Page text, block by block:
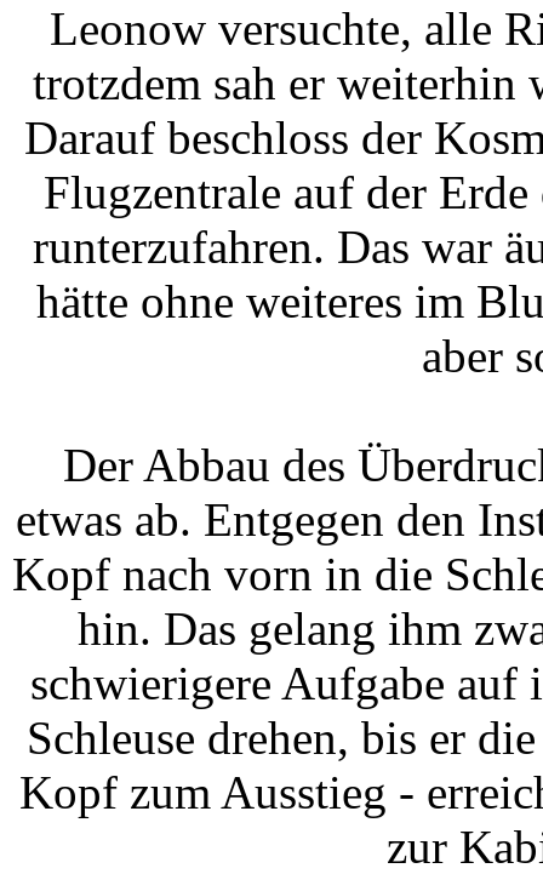
Leonow versuchte, alle
trotzdem sah er
Darauf beschloss der
Flugzentrale auf der
runterzufahren. Das war
hätte ohne weiteres im
aber
Der Abbau des
etwas ab. Entgegen den
Kopf nach vorn in die
hin. Das gelang ihm
schwierigere Aufgabe auf
Schleuse drehen, bis er
Kopf zum Ausstieg -
zur